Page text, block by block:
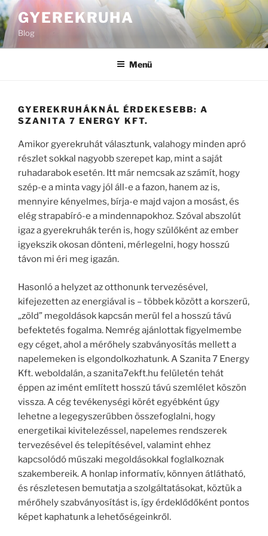
Tartalomhoz
GYEREKRUHA
Blog
Menü
GYEREKRUHÁKNÁL ÉRDEKESEBB: A
SZANITA 7 ENERGY KFT.
Amikor gyerekruhát választunk, valahogy minden apró
részlet sokkal nagyobb szerepet kap, mint a saját
ruhadarabok esetén. Itt már nemcsak az számít, hogy
szép-e a minta vagy jól áll-e a fazon, hanem az is,
mennyire kényelmes, bírja-e majd vajon a mosást, és
elég strapabíró-e a mindennapokhoz. Szóval abszolút
igaz a gyerekruhák terén is, hogy szülőként az ember
igyekszik okosan dönteni, mérlegelni, hogy hosszú
távon mi éri meg igazán.
Hasonló a helyzet az otthonunk tervezésével,
kifejezetten az energiával is – többek között a korszerű,
„zöld” megoldások kapcsán merül fel a hosszú távú
befektetés fogalma. Nemrég ajánlottak figyelmembe
egy céget, ahol a mérőhely szabványosítás mellett a
napelemeken is elgondolkozhatunk. A Szanita 7 Energy
Kft. weboldalán, a szanita7ekft.hu felületén tehát
éppen az imént említett hosszú távú szemlélet köszön
vissza. A cég tevékenységi körét egyébként úgy
lehetne a legegyszerűbben összefoglalni, hogy
energetikai kivitelezéssel, napelemes rendszerek
tervezésével és telepítésével, valamint ehhez
kapcsolódó műszaki megoldásokkal foglalkoznak
szakembereik. A honlap informatív, könnyen átlátható,
és részletesen bemutatja a szolgáltatásokat, köztük a
mérőhely szabványosítást is, így érdeklődőként pontos
képet kaphatunk a lehetőségeinkről.